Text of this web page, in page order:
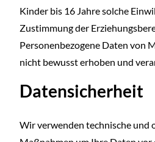
Kinder bis 16 Jahre solche
Zustimmung der
Personenbezogene Daten von
nicht bewusst erhoben und
Datensicherheit
Wir verwenden technische und